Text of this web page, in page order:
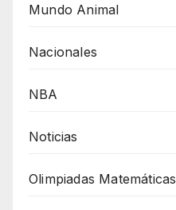
Mundo Animal
Nacionales
NBA
Noticias
Olimpiadas Matemáticas